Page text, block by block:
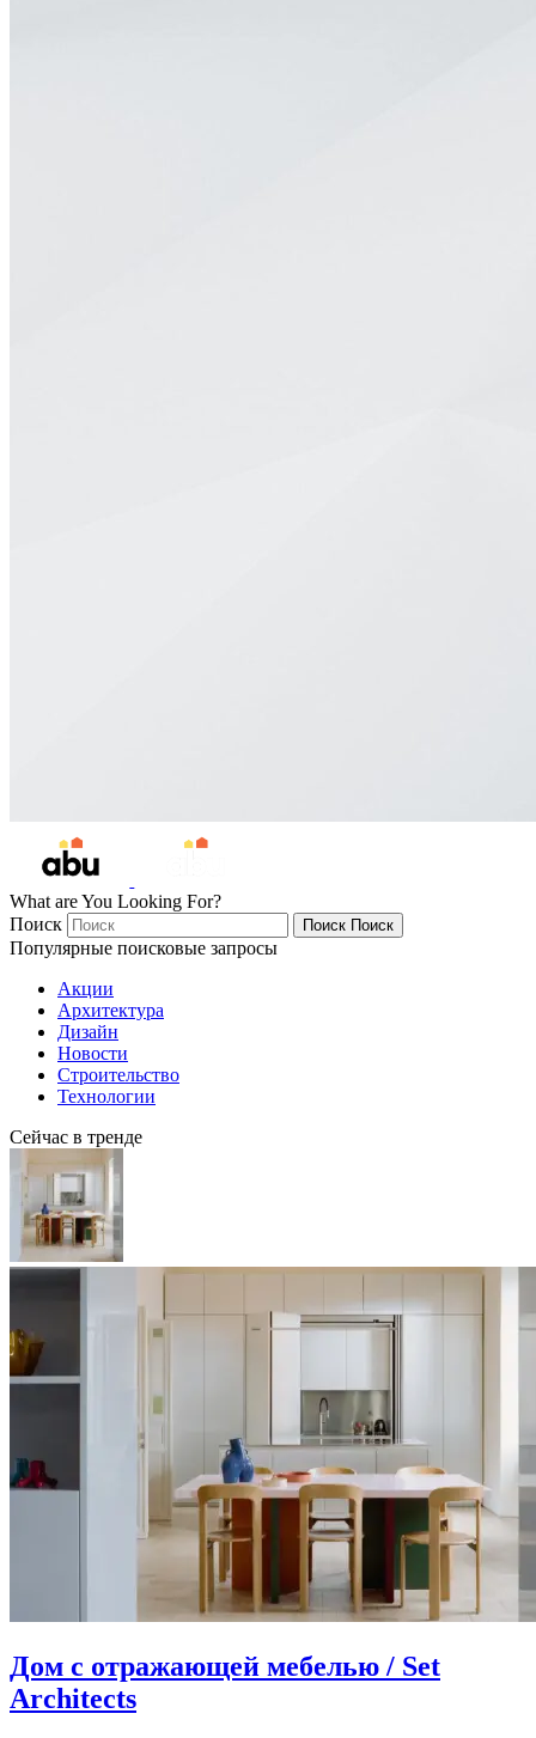
What are You Looking For?
Поиск
Поиск Поиск
Популярные поисковые запросы
Акции
Архитектура
Дизайн
Новости
Строительство
Технологии
Сейчас в тренде
Дом с отражающей мебелью / Set
Architects